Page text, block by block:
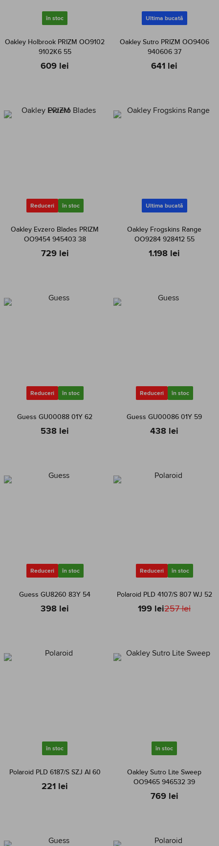
în stoc
Oakley Holbrook PRIZM OO9102
9102K6 55
609 lei
Ultima bucată
Oakley Sutro PRIZM OO9406
940606 37
641 lei
Reduceri în stoc
Oakley Evzero Blades PRIZM
OO9454 945403 38
729 lei
Ultima bucată
Oakley Frogskins Range
OO9284 928412 55
1.198 lei
Reduceri în stoc
Guess GU00088 01Y 62
538 lei
Reduceri în stoc
Guess GU00086 01Y 59
438 lei
Reduceri în stoc
Guess GU8260 83Y 54
398 lei
Reduceri în stoc
Polaroid PLD 4107/S 807 WJ 52
199 lei257 lei
în stoc
Polaroid PLD 6187/S SZJ AI 60
221 lei
în stoc
Oakley Sutro Lite Sweep
OO9465 946532 39
769 lei